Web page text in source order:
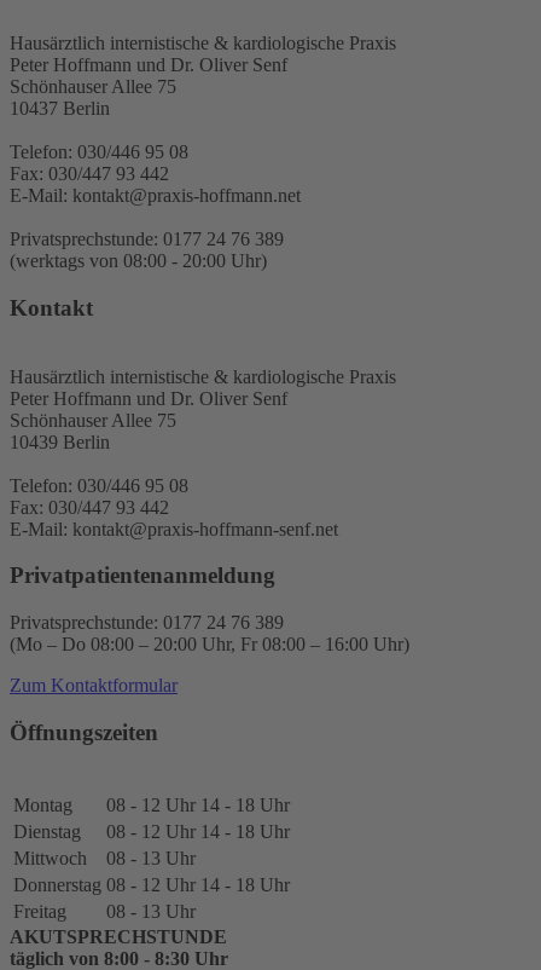
Hausärztlich internistische & kardiologische Praxis
Peter Hoffmann und Dr. Oliver Senf
Schönhauser Allee 75
10437 Berlin
Telefon: 030/446 95 08
Fax: 030/447 93 442
E-Mail: kontakt@praxis-hoffmann.net
Privatsprechstunde: 0177 24 76 389
(werktags von 08:00 - 20:00 Uhr)
Kontakt
Hausärztlich internistische & kardiologische Praxis
Peter Hoffmann und Dr. Oliver Senf
Schönhauser Allee 75
10439 Berlin
Telefon: 030/446 95 08
Fax: 030/447 93 442
E-Mail: kontakt@praxis-hoffmann-senf.net
Privatpatientenanmeldung
Privatsprechstunde: 0177 24 76 389
(Mo – Do 08:00 – 20:00 Uhr, Fr 08:00 – 16:00 Uhr)
Zum Kontaktformular
Öffnungszeiten
Montag 08 - 12 Uhr 14 - 18 Uhr
Dienstag
08 - 12 Uhr 14 - 18 Uhr
Mittwoch
08 - 13 Uhr
Donnerstag 08 - 12 Uhr 14 - 18 Uhr
Freitag
08 - 13 Uhr
AKUTSPRECHSTUNDE
täglich von 8:00 - 8:30 Uhr